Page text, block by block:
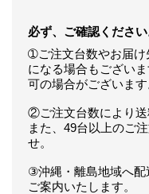
必ず、ご確認ください
➀ご注文台数やお届け
になる場合もござい
可の場合がございます
②ご注文台数により送
また、49台以上のご
せ。
③沖縄・離島地域へ配
ご案内いたします。